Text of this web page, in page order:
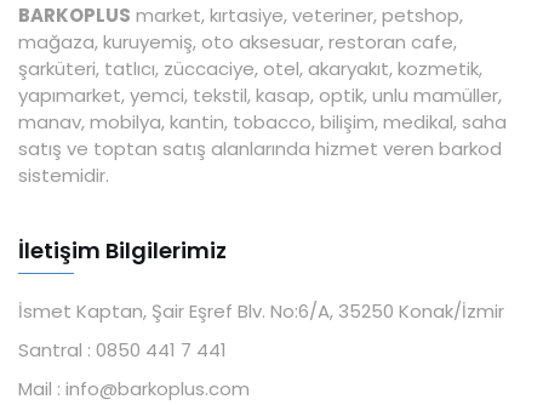
BARKOPLUS market, kırtasiye, veteriner, petshop,
mağaza, kuruyemiş, oto aksesuar, restoran cafe,
şarküteri, tatlıcı, züccaciye, otel, akaryakıt, kozmetik,
yapımarket, yemci, tekstil, kasap, optik, unlu mamüller,
manav, mobilya, kantin, tobacco, bilişim, medikal, saha
satış ve toptan satış alanlarında hizmet veren barkod
sistemidir.
İletişim Bilgilerimiz
İsmet Kaptan, Şair Eşref Blv. No:6/A, 35250 Konak/İzmir
Santral : 0850 441 7 441
Mail : info@barkoplus.com